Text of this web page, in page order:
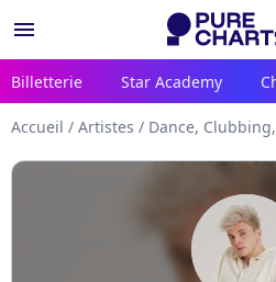
menu
Billetterie Star Academy
Accueil / Artistes / Dance,